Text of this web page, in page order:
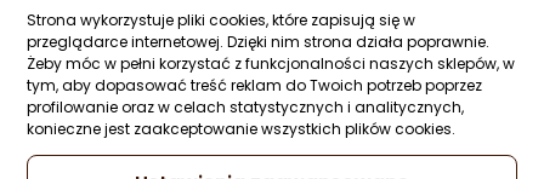
Strona wykorzystuje pliki cookies, które zapisują się w
przeglądarce internetowej. Dzięki nim strona działa poprawnie.
Żeby móc w pełni korzystać z funkcjonalności naszych sklepów, w
tym, aby dopasować treść reklam do Twoich potrzeb poprzez
profilowanie oraz w celach statystycznych i analitycznych,
konieczne jest zaakceptowanie wszystkich plików cookies.